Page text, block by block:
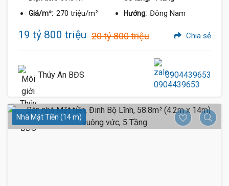
Giá/m²: 270 triệu/m² Hướng: Đông Nam
19 tỷ 800 triệu 20 tỷ 800 triệu Chia sẻ
Thúy An BĐS 0904439653
Nhà Mặt Tiền (14 m)